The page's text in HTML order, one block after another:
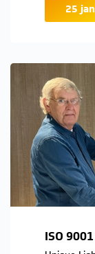
25
ISO